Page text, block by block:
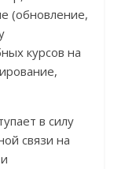
(обновление,
курсов на
в силу
связи на